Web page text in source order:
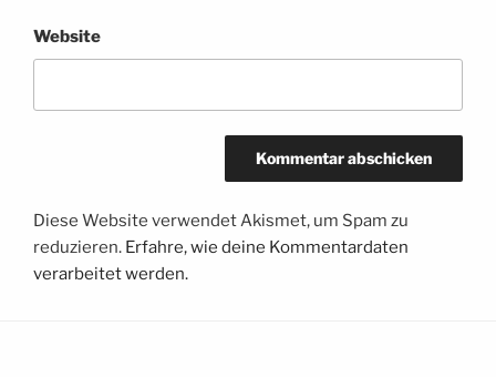
Website
Diese Website verwendet Akismet, um Spam zu
reduzieren. Erfahre, wie deine Kommentardaten
verarbeitet werden.